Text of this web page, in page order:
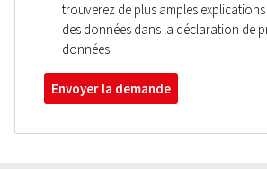
trouverez de plus amples
des données dans la déclaration de
données.
Envoyer la demande